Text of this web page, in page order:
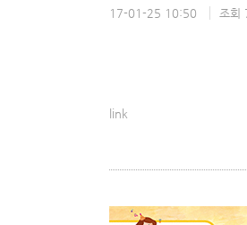
17-01-25 10:50 조회
link